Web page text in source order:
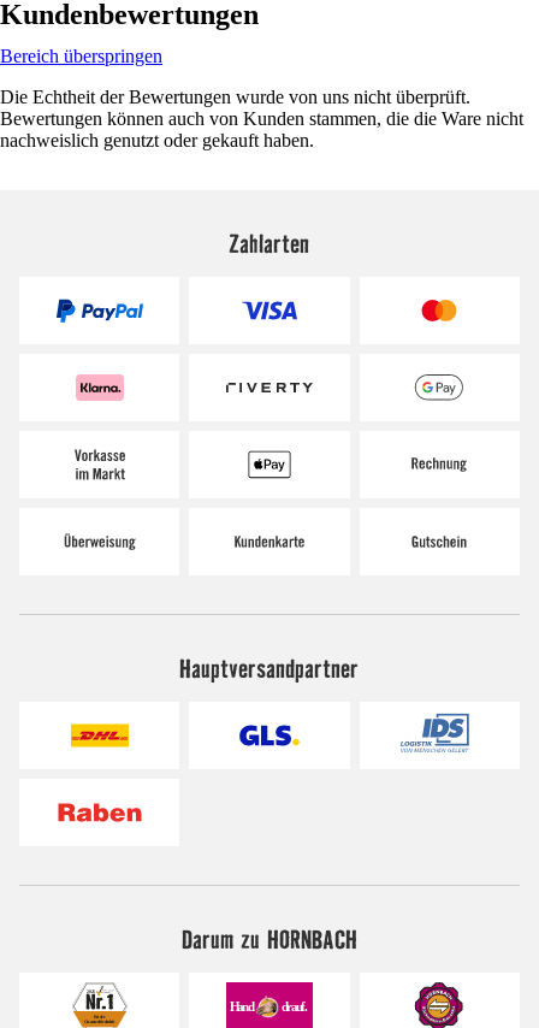
Kundenbewertungen
Bereich überspringen
Die Echtheit der Bewertungen wurde von uns nicht überprüft.
Bewertungen können auch von Kunden stammen, die die Ware nicht
nachweislich genutzt oder gekauft haben.
Zahlarten
Hauptversandpartner
Darum zu HORNBACH